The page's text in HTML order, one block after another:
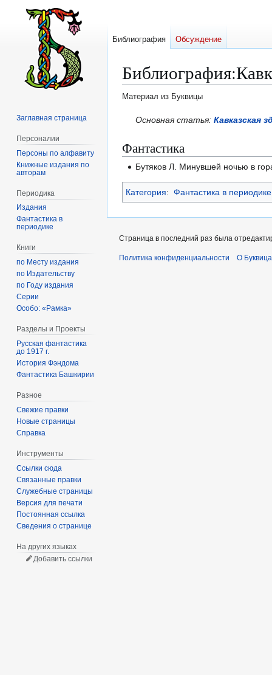
Библиография:
Материал из Буквицы
Перейти
навигации
Перейти
поиску
Основная статья:Кавказская
Фантастика
Бутяков Л. Минувшей ночью в
Категория: Фантастика в периодике
Библиография Обсуждение
Заглавная страница
Персоналии
Персоны по алфавиту
Книжные издания по
авторам
Периодика
Издания
Фантастика в
периодике
Книги
по Месту издания
по Издательству
по Году издания
Серии
Особо: «Рамка»
Разделы и Проекты
Русская фантастика
до 1917 г.
История Фэндома
Фантастика Башкирии
Разное
Свежие правки
Новые страницы
Справка
Инструменты
Ссылки сюда
Связанные правки
Служебные страницы
Версия для печати
Постоянная ссылка
Сведения о странице
На других языках
Добавить ссылки
Страница в последний раз была
Политика конфиденциальности О Буквица